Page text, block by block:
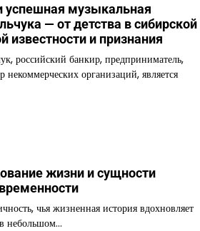
успешная музыкальная
— от детства в сибирской
известности и признания
российский банкир, предприниматель,
некоммерческих организаций, является
жизни и сущности
чья жизненная история вдохновляет
небольшом…